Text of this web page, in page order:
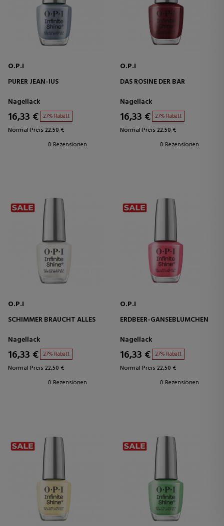
O.P.I
PURER JEAN-IUS
Nagellack
16,33 € 27% Rabatt
Normal Preis 22,50 €
0 Rezensionen
O.P.I
DAS ROSINE DER BAR
Nagellack
16,33 € 27% Rabatt
Normal Preis 22,50 €
0 Rezensionen
O.P.I
SCHIMMER BRAUCHT ALLES
Nagellack
16,33 € 27% Rabatt
Normal Preis 22,50 €
0 Rezensionen
O.P.I
ERDBEER-GÄNSEBLÜMCHEN
Nagellack
16,33 € 27% Rabatt
Normal Preis 22,50 €
0 Rezensionen